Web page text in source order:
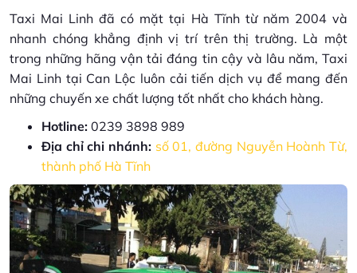
Taxi Mai Linh đã có mặt tại Hà Tĩnh từ năm 2004 và
nhanh chóng khẳng định vị trí trên thị trường. Là một
trong những hãng vận tải đáng tin cậy và lâu năm, Taxi
Mai Linh tại Can Lộc luôn cải tiến dịch vụ để mang đến
những chuyến xe chất lượng tốt nhất cho khách hàng.
Hotline: 0239 3898 989
Địa chỉ chi nhánh: số 01, đường Nguyễn Hoành Từ,
thành phố Hà Tĩnh